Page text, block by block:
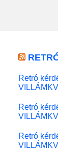
Retró
Retró
Retró